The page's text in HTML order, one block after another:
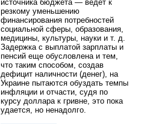
источника бюджета — ведет к
резкому уменьшению
финансирования потребностей
социальной сферы, образования,
медицины, культуры, науки и т. д.
Задержка с выплатой зарплаты и
пенсий еще обусловлена и тем,
что таким способом, создав
дефицит наличности (денег), на
Украине пытаются обуздать темпы
инфляции и отчасти, судя по
курсу доллара к гривне, это пока
удается, но ненадолго.